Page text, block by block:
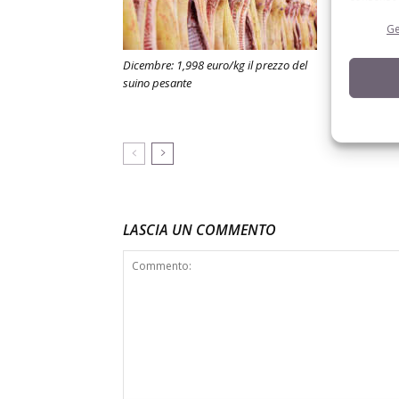
Dicembre: 1,998 euro/kg il prezzo del
suino pesante
Approvati i
prosciutto
veneto:
LASCIA UN COMMENTO